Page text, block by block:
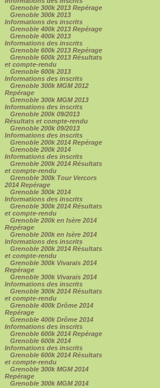
Grenoble 300k 2013 Repérage
Grenoble 300k 2013
Informations des inscrits
Grenoble 400k 2013 Repérage
Grenoble 400k 2013
Informations des inscrits
Grenoble 600k 2013 Repérage
Grenoble 600k 2013 Résultats
et compte-rendu
Grenoble 600k 2013
Informations des inscrits
Grenoble 300k MGM 2012
Repérage
Grenoble 300k MGM 2013
Informations des inscrits
Grenoble 200k 09/2013
Résultats et compte-rendu
Grenoble 200k 09/2013
Informations des inscrits
Grenoble 200k 2014 Repérage
Grenoble 200k 2014
Informations des inscrits
Grenoble 200k 2014 Résultats
et compte-rendu
Grenoble 300k Tour Vercors
2014 Repérage
Grenoble 300k 2014
Informations des inscrits
Grenoble 300k 2014 Résultats
et compte-rendu
Grenoble 200k en Isère 2014
Repérage
Grenoble 200k en Isère 2014
Informations des inscrits
Grenoble 200k 2014 Résultats
et compte-rendu
Grenoble 300k Vivarais 2014
Repérage
Grenoble 300k Vivarais 2014
Informations des inscrits
Grenoble 300k 2014 Résultats
et compte-rendu
Grenoble 400k Drôme 2014
Repérage
Grenoble 400k Drôme 2014
Informations des inscrits
Grenoble 600k 2014 Repérage
Grenoble 600k 2014
Informations des inscrits
Grenoble 600k 2014 Résultats
et compte-rendu
Grenoble 300k MGM 2014
Repérage
Grenoble 300k MGM 2014